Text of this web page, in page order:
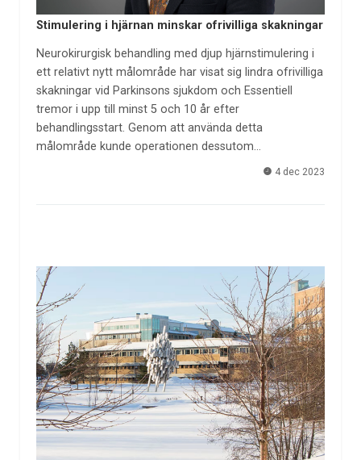
Stimulering i hjärnan minskar ofrivilliga skakningar
Neurokirurgisk behandling med djup hjärnstimulering i
ett relativt nytt målområde har visat sig lindra ofrivilliga
skakningar vid Parkinsons sjukdom och Essentiell
tremor i upp till minst 5 och 10 år efter
behandlingsstart. Genom att använda detta
målområde kunde operationen dessutom…
4 dec 2023